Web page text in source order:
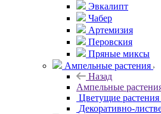
Эвкалипт
Чабер
Артемизия
Перовския
Пряные миксы
Ампельные растения
Назад
Ампельные
Цветущие
Декоративно-